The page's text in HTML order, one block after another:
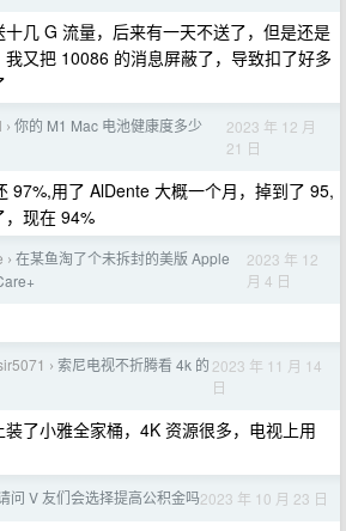
几 G 流量，后来有一天不送了，但是还是
又把 10086 的消息屏蔽了，导致扣了好多
› 你的 M1 Mac 电池健康度多少
2023 年 12 月
21 日
97%,用了 AlDente 大概一个月，掉到了 95,
，现在 94%
› 在某鱼淘了个未拆封的美版 Apple
2023 年 12
月 4 日
› 索尼电视不折腾看 4k 的 2023 年 11 月 14
日
了小雅全家桶，4K 资源很多，电视上用
问 V 友们会选择提高公积金吗2023 年 10 月 23 日